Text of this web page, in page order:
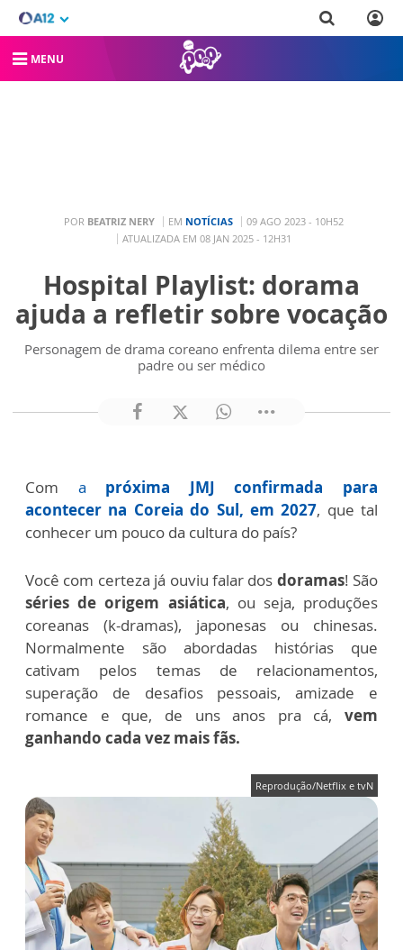
MENU
POR BEATRIZ NERY EM NOTÍCIAS
09 AGO 2023 - 10H52
ATUALIZADA EM 08 JAN 2025 - 12H31
Hospital Playlist: dorama
ajuda a refletir sobre vocação
Personagem de drama coreano enfrenta dilema entre ser
padre ou ser médico
Com a próxima JMJ confirmada para
acontecer na Coreia do Sul, em 2027, que tal
conhecer um pouco da cultura do país?
Você com certeza já ouviu falar dos doramas! São
séries de origem asiática, ou seja, produções
coreanas (k-dramas), japonesas ou chinesas.
Normalmente são abordadas histórias que
cativam pelos temas de relacionamentos,
superação de desafios pessoais, amizade e
romance e que, de uns anos pra cá, vem
ganhando cada vez mais fãs.
Reprodução/Netflix e tvN